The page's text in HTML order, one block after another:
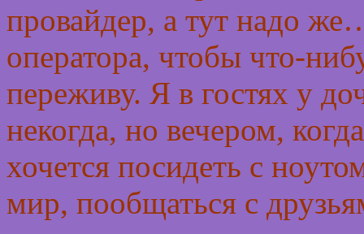
провайдер, а тут надо
оператора, чтобы что-
переживу. Я в гостях у
некогда, но вечером,
хочется посидеть с
мир, пообщаться с